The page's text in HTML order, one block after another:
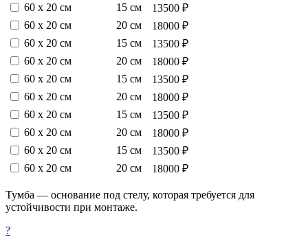
60 х 20 см
15 см
13500 ₽
60 х 20 см
20 см
18000 ₽
60 х 20 см
15 см
13500 ₽
60 х 20 см
20 см
18000 ₽
60 х 20 см
15 см
13500 ₽
60 х 20 см
20 см
18000 ₽
60 х 20 см
15 см
13500 ₽
60 х 20 см
20 см
18000 ₽
60 х 20 см
15 см
13500 ₽
60 х 20 см
20 см 18000 ₽
Тумба — основание под стелу, которая требуется для
устойчивости при монтаже.
?